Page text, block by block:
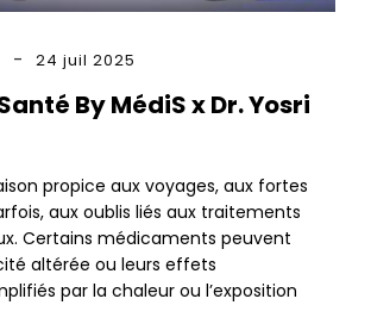
24 juil 2025
By MédiS x Dr. Yosri
propice aux voyages, aux fortes
aux oublis liés aux traitements
Certains médicaments peuvent
altérée ou leurs effets
par la chaleur ou l’exposition